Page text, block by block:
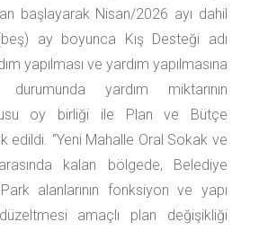
başlayarak Nisan/2026 ayı dahil
ay boyunca Kış Desteği adı
yapılması ve yardım yapılmasına
yardım miktarının
oy birliği ile Plan ve Bütçe
edildi. “Yeni Mahalle Oral Sokak ve
kalan bölgede, Belediye
alanlarının fonksiyon ve yapı
düzeltmesi amaçlı plan değişikliği